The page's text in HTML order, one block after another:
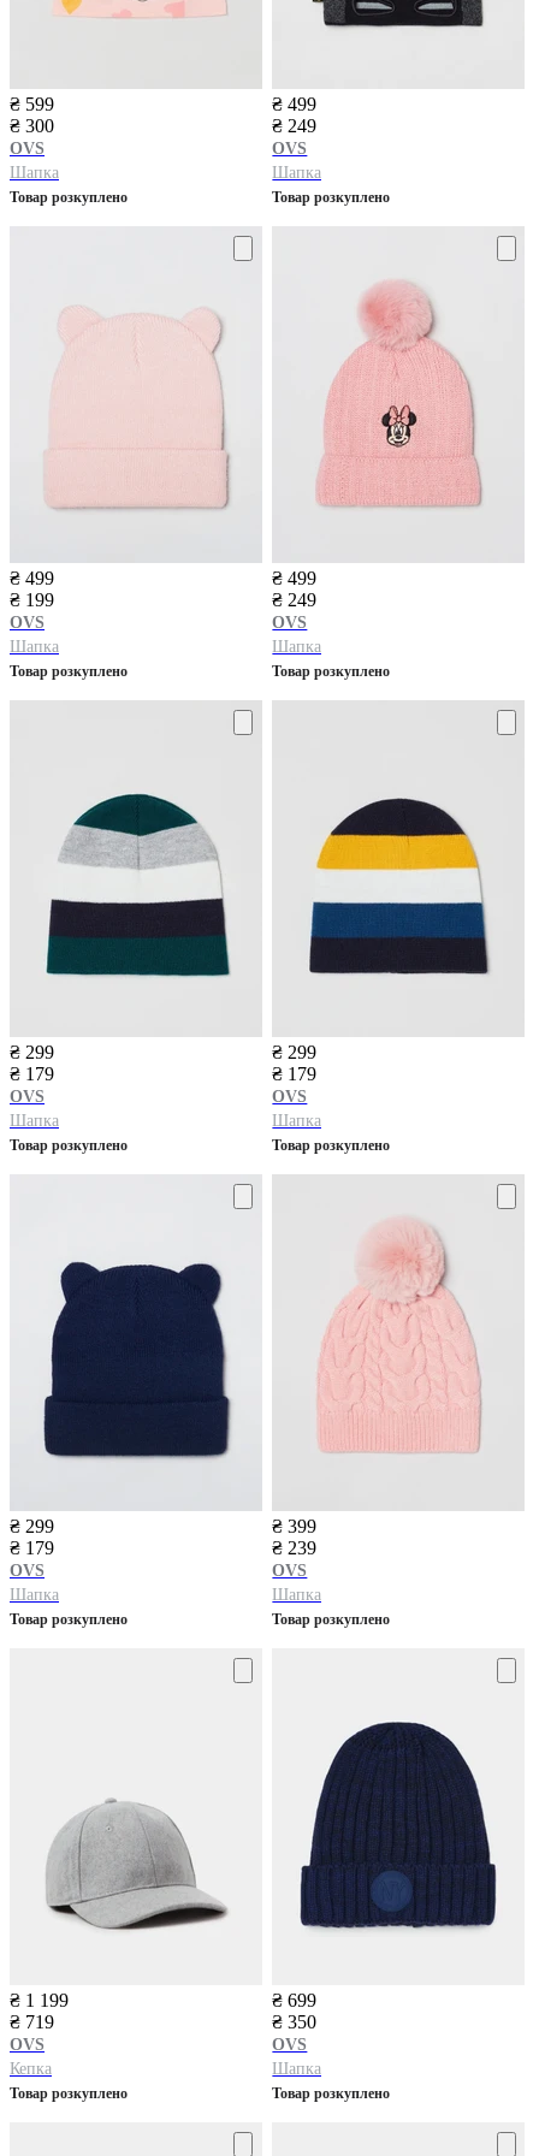
₴ 599
₴ 300
OVS
Шапка
Товар розкуплено
₴ 499
₴ 249
OVS
Шапка
Товар розкуплено
₴ 499
₴ 199
OVS
Шапка
Товар розкуплено
₴ 499
₴ 249
OVS
Шапка
Товар розкуплено
₴ 299
₴ 179
OVS
Шапка
Товар розкуплено
₴ 299
₴ 179
OVS
Шапка
Товар розкуплено
₴ 299
₴ 179
OVS
Шапка
Товар розкуплено
₴ 399
₴ 239
OVS
Шапка
Товар розкуплено
₴ 1 199
₴ 719
OVS
Кепка
Товар розкуплено
₴ 699
₴ 350
OVS
Шапка
Товар розкуплено